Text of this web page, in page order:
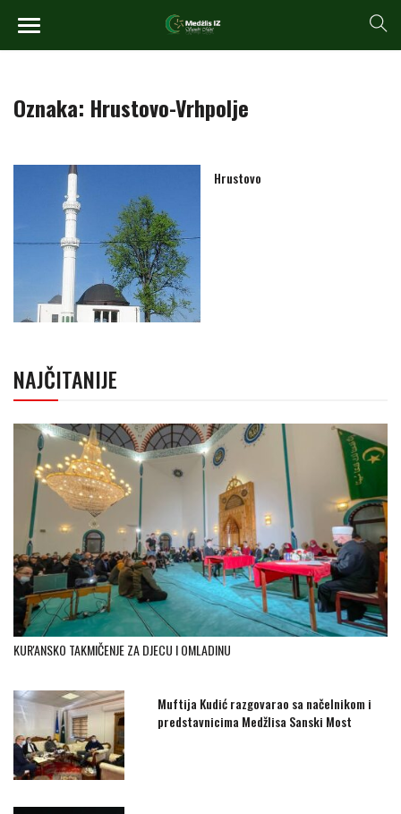
Oznaka: Hrustovo-Vrhpolje
Hrustovo
NAJČITANIJE
KUR'ANSKO TAKMIČENJE ZA DJECU I OMLADINU
Muftija Kudić razgovarao sa načelnikom i
predstavnicima Medžlisa Sanski Most